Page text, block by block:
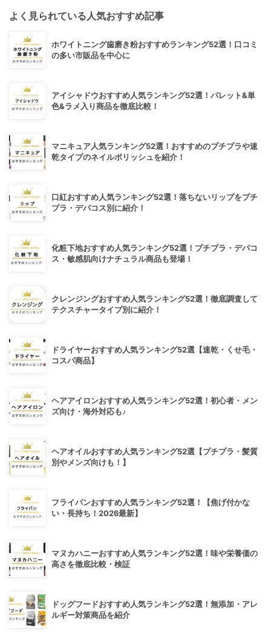
よく見られている人気おすすめ記事
ホワイトニング歯磨き粉おすすめランキング52選！口コミ
の多い市販品を中心に
アイシャドウおすすめ人気ランキング52選！パレット&単
色&ラメ入り商品を徹底比較！
マニキュア人気ランキング52選！おすすめのプチプラや速
乾タイプのネイルポリッシュを紹介！
口紅おすすめ人気ランキング52選！落ちないリップをプチ
プラ・デパコス別に紹介！
化粧下地おすすめ人気ランキング52選！プチプラ・デパコ
ス・敏感肌向けナチュラル商品も登場！
クレンジングおすすめ人気ランキング52選！徹底調査して
テクスチャータイプ別に紹介！
ドライヤーおすすめ人気ランキング52選【速乾・くせ毛・
コスパ商品】
ヘアアイロンおすすめ人気ランキング52選！初心者・メン
ズ向け・海外対応も♪
ヘアオイルおすすめ人気ランキング52選【プチプラ・髪質
別やメンズ向けも！】
フライパンおすすめ人気ランキング52選！【焦げ付かな
い・長持ち！2026最新】
マヌカハニーおすすめ人気ランキング52選！味や栄養価の
高さを徹底比較・検証
ドッグフードおすすめ人気ランキング52選！無添加・アレ
ルギー対策商品を紹介